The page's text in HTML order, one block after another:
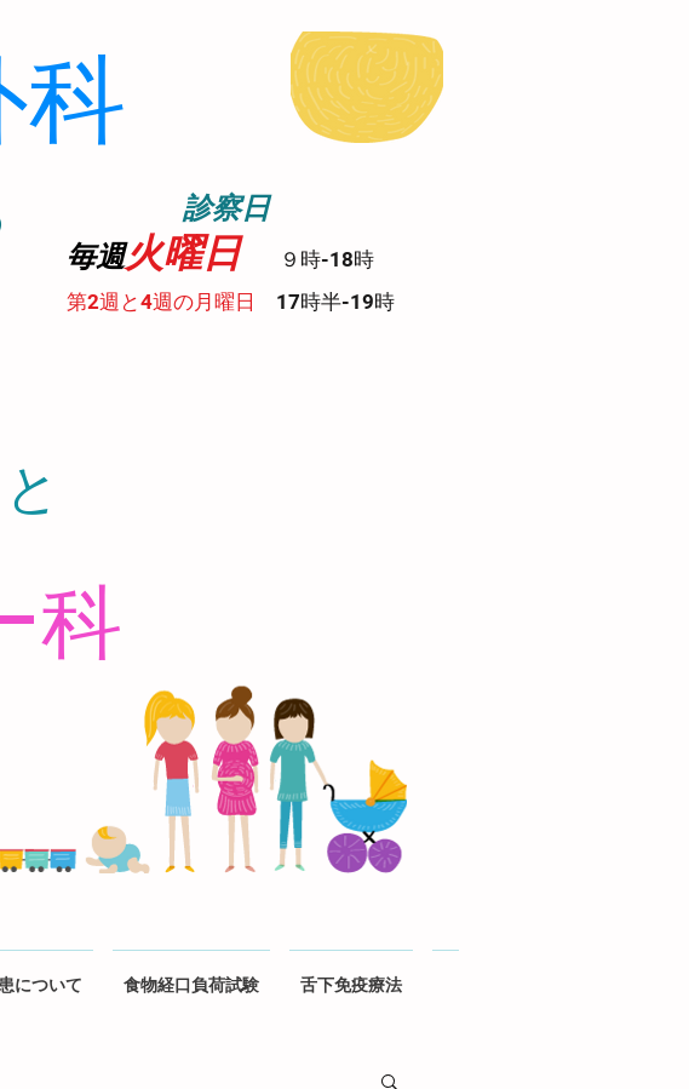
科
診察日​
毎週火曜日 ９ 時-18時
第2週と4週の月曜日
17時半-19時
と
科
について 食物経口負荷試験 舌下免疫療法